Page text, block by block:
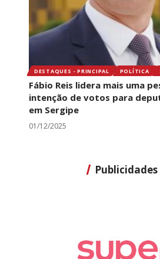
DESTAQUES - PRINCIPAL POLÍTICA
Fábio Reis lidera mais uma
intenção de votos para
em Sergipe
01/12/2025
Publicidades